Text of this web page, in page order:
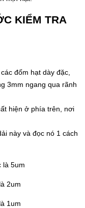
KIỂM TRA
đốm hạt dày đặc,
3mm ngang qua rãnh
hiện ở phía trên, nơi
này và đọc nó 1 cách
là 5um
2um
1um